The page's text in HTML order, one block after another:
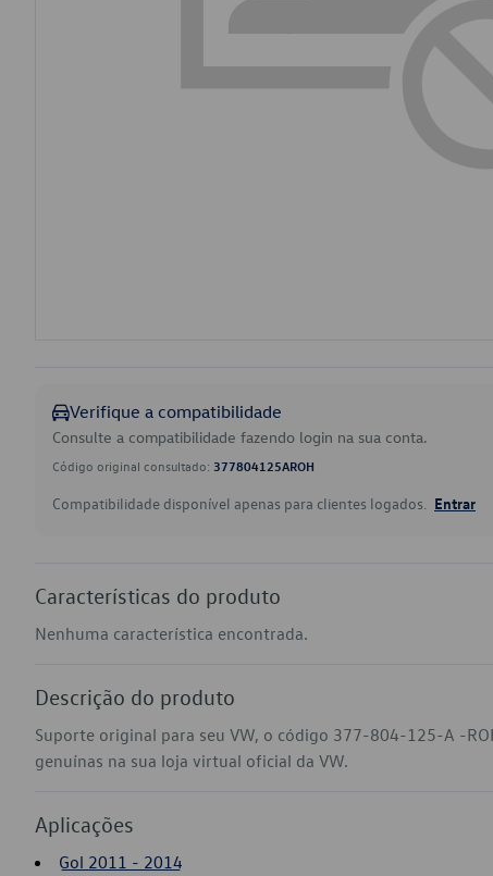
Verifique a compatibilidade
Consulte a compatibilidade fazendo login na sua conta.
Código original consultado: 377804125AROH
Compatibilidade disponível apenas para clientes logados. Entrar
Características do produto
Nenhuma característica encontrada.
Descrição do produto
Suporte original para seu VW, o código 377-804-125-A -
genuínas na sua loja virtual oficial da VW.
Aplicações
Gol 2011 - 2014